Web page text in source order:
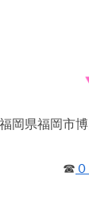
福岡県福岡市
☎